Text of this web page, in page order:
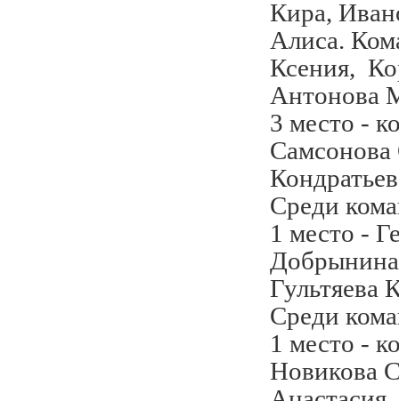
Кира,
Алиса.
Ксения,
Антонова
3 место -
Среди
1 место -
Гультяева
Среди
1 место -
Новикова